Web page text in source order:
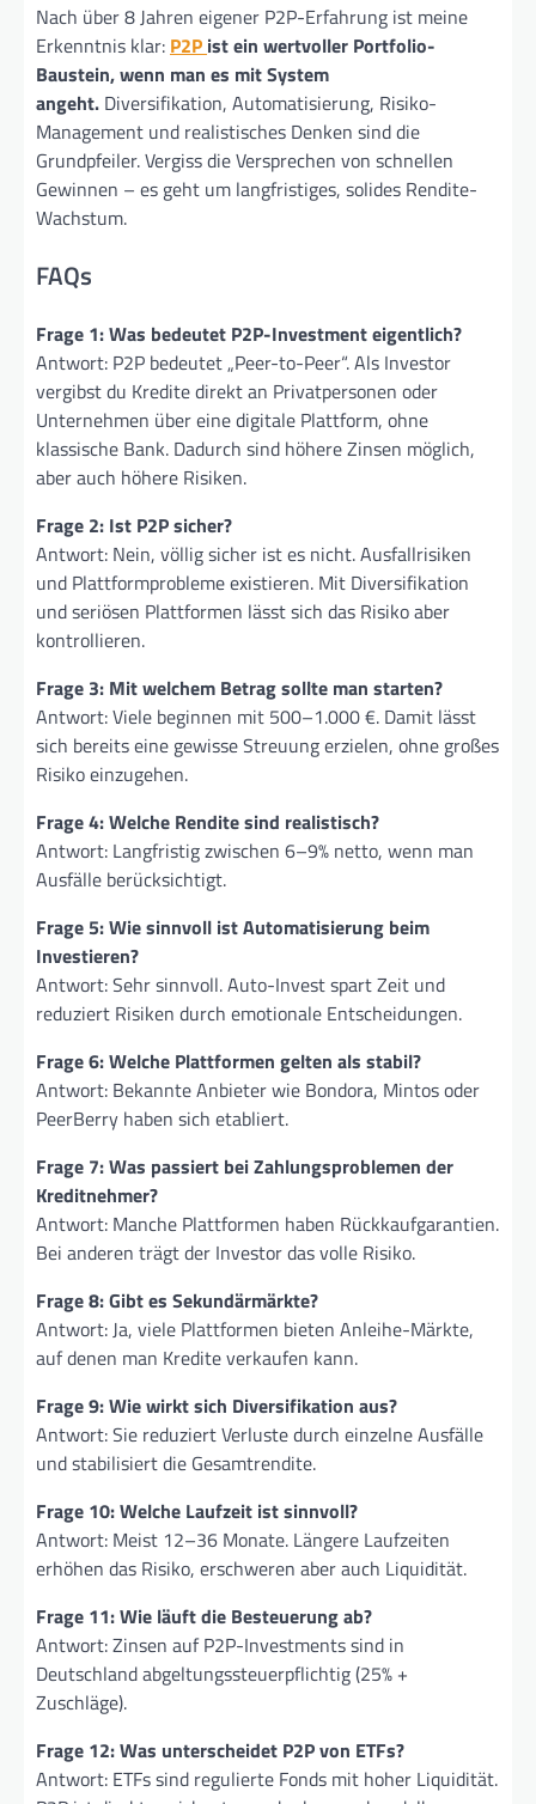
Nach über 8 Jahren eigener P2P-Erfahrung ist meine
Erkenntnis klar: P2P ist ein wertvoller Portfolio-
Baustein, wenn man es mit System
angeht. Diversifikation, Automatisierung, Risiko-
Management und realistisches Denken sind die
Grundpfeiler. Vergiss die Versprechen von schnellen
Gewinnen – es geht um langfristiges, solides Rendite-
Wachstum.
FAQs
Frage 1: Was bedeutet P2P-Investment eigentlich?
Antwort: P2P bedeutet „Peer-to-Peer“. Als Investor
vergibst du Kredite direkt an Privatpersonen oder
Unternehmen über eine digitale Plattform, ohne
klassische Bank. Dadurch sind höhere Zinsen möglich,
aber auch höhere Risiken.
Frage 2: Ist P2P sicher?
Antwort: Nein, völlig sicher ist es nicht. Ausfallrisiken
und Plattformprobleme existieren. Mit Diversifikation
und seriösen Plattformen lässt sich das Risiko aber
kontrollieren.
Frage 3: Mit welchem Betrag sollte man starten?
Antwort: Viele beginnen mit 500–1.000 €. Damit lässt
sich bereits eine gewisse Streuung erzielen, ohne großes
Risiko einzugehen.
Frage 4: Welche Rendite sind realistisch?
Antwort: Langfristig zwischen 6–9% netto, wenn man
Ausfälle berücksichtigt.
Frage 5: Wie sinnvoll ist Automatisierung beim
Investieren?
Antwort: Sehr sinnvoll. Auto-Invest spart Zeit und
reduziert Risiken durch emotionale Entscheidungen.
Frage 6: Welche Plattformen gelten als stabil?
Antwort: Bekannte Anbieter wie Bondora, Mintos oder
PeerBerry haben sich etabliert.
Frage 7: Was passiert bei Zahlungsproblemen der
Kreditnehmer?
Antwort: Manche Plattformen haben Rückkaufgarantien.
Bei anderen trägt der Investor das volle Risiko.
Frage 8: Gibt es Sekundärmärkte?
Antwort: Ja, viele Plattformen bieten Anleihe-Märkte,
auf denen man Kredite verkaufen kann.
Frage 9: Wie wirkt sich Diversifikation aus?
Antwort: Sie reduziert Verluste durch einzelne Ausfälle
und stabilisiert die Gesamtrendite.
Frage 10: Welche Laufzeit ist sinnvoll?
Antwort: Meist 12–36 Monate. Längere Laufzeiten
erhöhen das Risiko, erschweren aber auch Liquidität.
Frage 11: Wie läuft die Besteuerung ab?
Antwort: Zinsen auf P2P-Investments sind in
Deutschland abgeltungssteuerpflichtig (25% +
Zuschläge).
Frage 12: Was unterscheidet P2P von ETFs?
Antwort: ETFs sind regulierte Fonds mit hoher Liquidität.